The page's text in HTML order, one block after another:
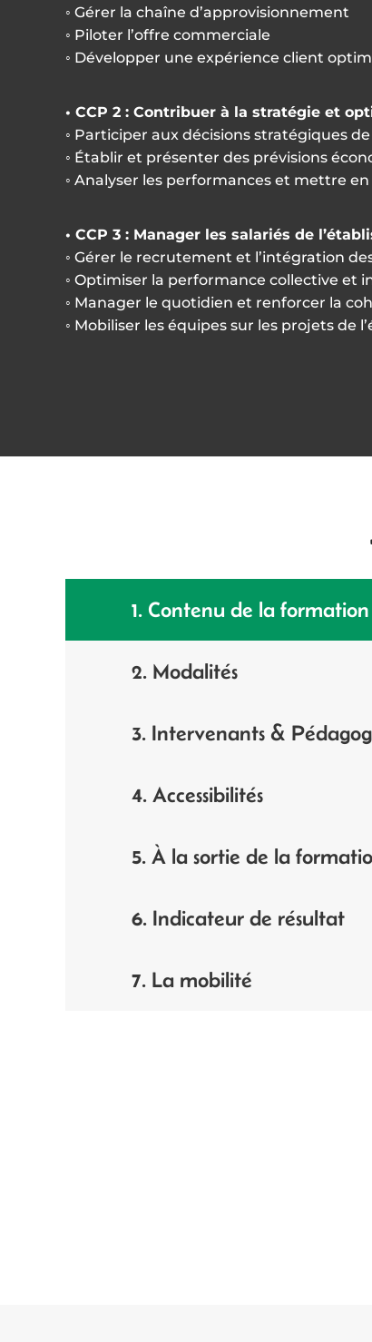
◦ Gérer la chaîne d’approvisionnement
◦ Piloter l’offre commerciale
◦ Développer une expérience client
• CCP 2 : Contribuer à la stratégie et
◦ Participer aux décisions stratégiques de
◦ Établir et présenter des prévisions
◦ Analyser les performances et mettre
• CCP 3 : Manager les salariés de
◦ Gérer le recrutement et l’intégration
◦ Optimiser la performance collective et
◦ Manager le quotidien et renforcer la
◦ Mobiliser les équipes sur les projets de
1. Contenu de la formation
2. Modalités
3. Intervenants &
4. Accessibilités
5. À la sortie de la
6. Indicateur de résultat
7. La mobilité